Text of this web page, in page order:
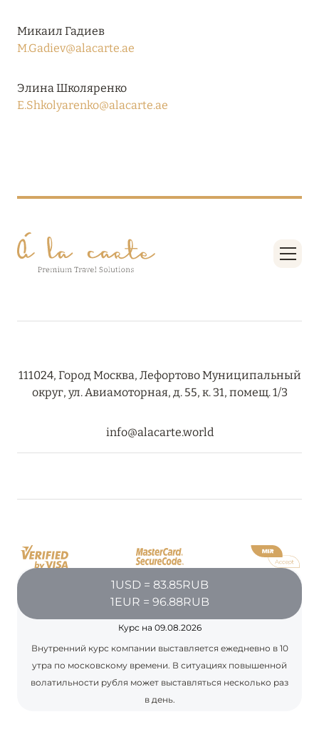
HÔTEL BARRIÈRE LES NEIGES
Подробнее
27 сентября 2024
RIXOS PREMIUM SAADIYAT ISLAND ABU DHABI:
КОНЦЕПЦИЯ «ВСЁ ВКЛЮЧЕНО – ВСЁ
ЭКСКЛЮЗИВНО»
ВЫГОДНАЯ АРИФМЕТИКА ОТ ULTIMA GSTAAD
И ULTIMA COURCHEVEL
АКУЛЫ И ПРЕДЛОЖЕНИЯ ОТ ОТЕЛЯ
ONE&ONLY PORTONOVI: В АВГУСТЕ ПО
СПЕЦИАЛЬНЫМ ЦЕНАМ
Подробнее
Микаил Гадиев
M.Gadiev@alacarte.ae
Элина Школяренко
E.Shkolyarenko@alacarte.ae
111024, Город Москва, Лефортово Муниципальный
округ, ул. Авиамоторная, д. 55, к. 31, помещ. 1/3
info@alacarte.world
1USD = 83.85RUB
1EUR = 96.88RUB
Курс на 09.08.2026
Внутренний курс компании выставляется ежедневно в 10
утра по московскому времени. В ситуациях повышенной
волатильности рубля может выставляться несколько раз
в день.